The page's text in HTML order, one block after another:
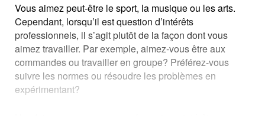
Vous aimez peut-être le sport, la musique ou les arts.
Cependant, lorsqu’il est question d’intérêts
professionnels, il s’agit plutôt de la façon dont vous
aimez travailler. Par exemple, aimez-vous être aux
commandes ou travailler en groupe? Préférez-vous
suivre les normes ou résoudre les problèmes en
expérimentant?